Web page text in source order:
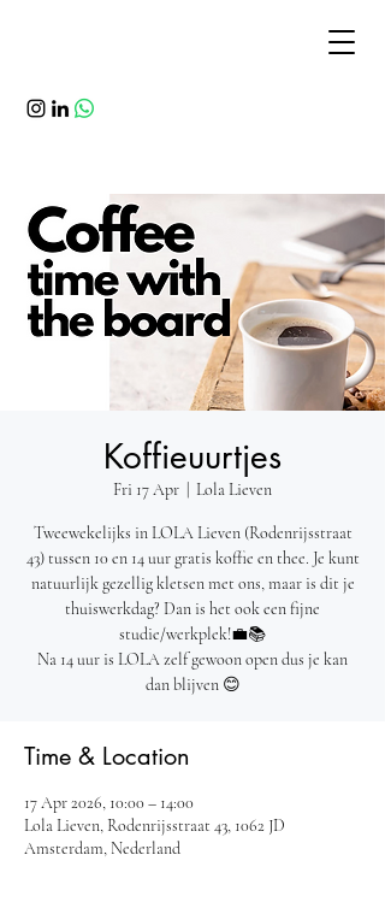
Koffieuurtjes
Fri 17 Apr Lola Lieven
Tweewekelijks in LOLA Lieven (Rodenrijsstraat
43) tussen 10 en 14 uur gratis koffie en thee. Je kunt
natuurlijk gezellig kletsen met ons, maar is dit je
thuiswerkdag? Dan is het ook een fijne
studie/werkplek!💼📚
Na 14 uur is LOLA zelf gewoon open dus je kan
dan blijven 😊
Time & Location
17 Apr 2026, 10:00 – 14:00
Lola Lieven, Rodenrijsstraat 43, 1062 JD
Amsterdam, Nederland